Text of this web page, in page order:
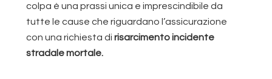
colpa è una prassi unica e imprescindibile da
tutte le cause che riguardano l’assicurazione
con una richiesta dirisarcimento incidente
stradale mortale.